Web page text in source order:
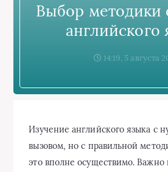
Выбор методики
английского
14:19, 5 августа
Изучение английского языка с
вызовом, но с правильной
это вполне осуществимо. Важно